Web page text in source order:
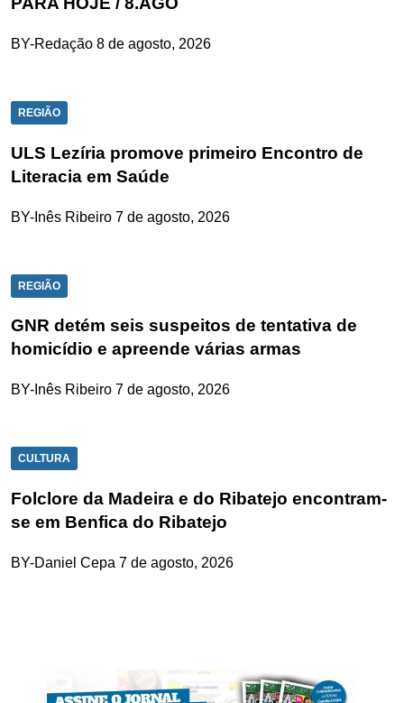
BY-Redação 8 de agosto, 2026
REGIÃO
ULS Lezíria promove primeiro Encontro de
Literacia em Saúde
BY-Inês Ribeiro 7 de agosto, 2026
REGIÃO
GNR detém seis suspeitos de tentativa de
homicídio e apreende várias armas
BY-Inês Ribeiro 7 de agosto, 2026
CULTURA
Folclore da Madeira e do Ribatejo encontram-
se em Benfica do Ribatejo
BY-Daniel Cepa 7 de agosto, 2026